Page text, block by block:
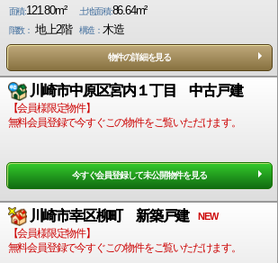
面積:121.80m² 土地面積:86.64m²
階数： 地上2階 構造： 木造
物件の詳細を見る
川崎市中原区宮内１丁目 中古戸建
【会員様限定物件】
無料会員登録で今すぐこの物件をご覧いただけます。
今すぐ会員登録して未公開物件を見る
川崎市幸区柳町 新築戸建 NEW
【会員様限定物件】
無料会員登録で今すぐこの物件をご覧いただけます。